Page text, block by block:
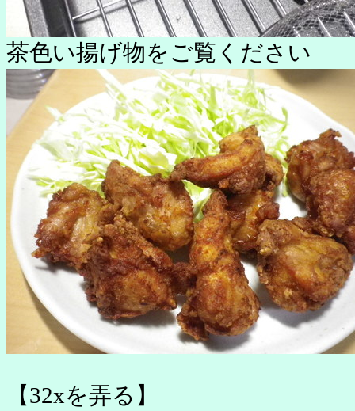
茶色い揚げ物をご覧ください
【32xを弄る】